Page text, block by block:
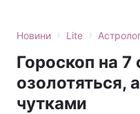
Новини › Lite ›
Гороскоп на 7
озолотяться,
чутками